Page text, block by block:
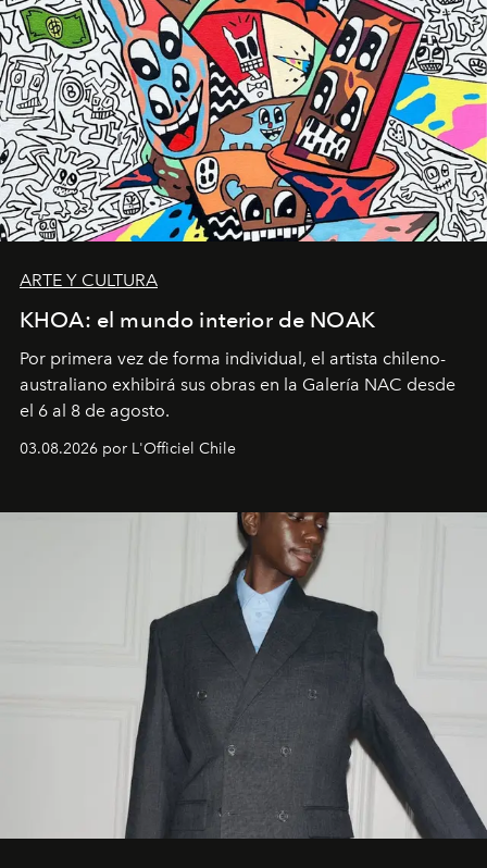
ARTE Y CULTURA
KHOA: el mundo interior de NOAK
Por primera vez de forma individual, el artista chileno-
australiano exhibirá sus obras en la Galería NAC desde
el 6 al 8 de agosto.
03.08.2026 por L'Officiel Chile